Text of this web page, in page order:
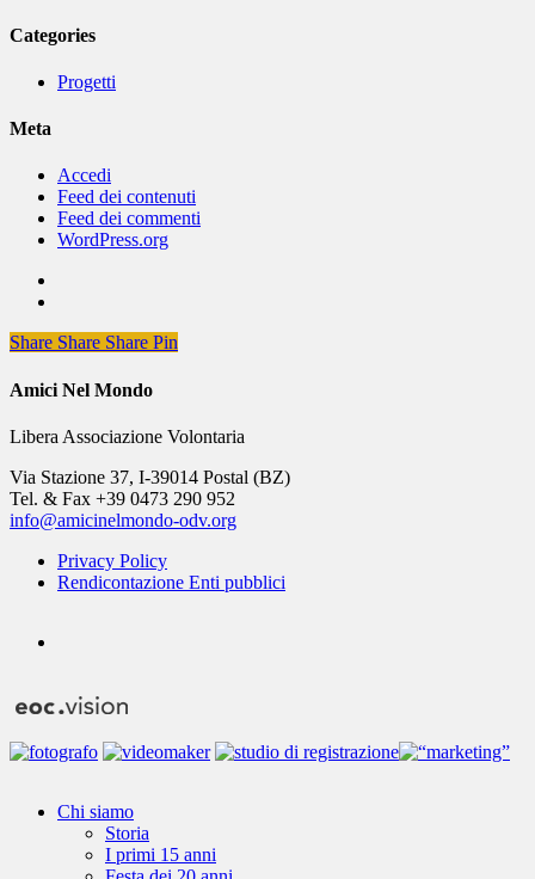
Categories
Progetti
Meta
Accedi
Feed dei contenuti
Feed dei commenti
WordPress.org
Share
Share Share Share Pin
Amici Nel Mondo
Libera Associazione Volontaria
Via Stazione 37, I-39014 Postal (BZ)
Tel. & Fax +39 0473 290 952
info@amicinelmondo-odv.org
Privacy Policy
Rendicontazione Enti pubblici
Close
Chi siamo
Storia
I primi 15 anni